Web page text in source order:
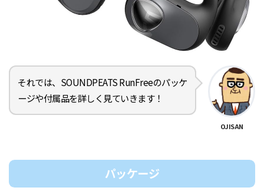
それでは、SOUNDPEATS RunFreeのパッケ
ージや付属品を詳しく見ていきます！
OJISAN
パッケージ